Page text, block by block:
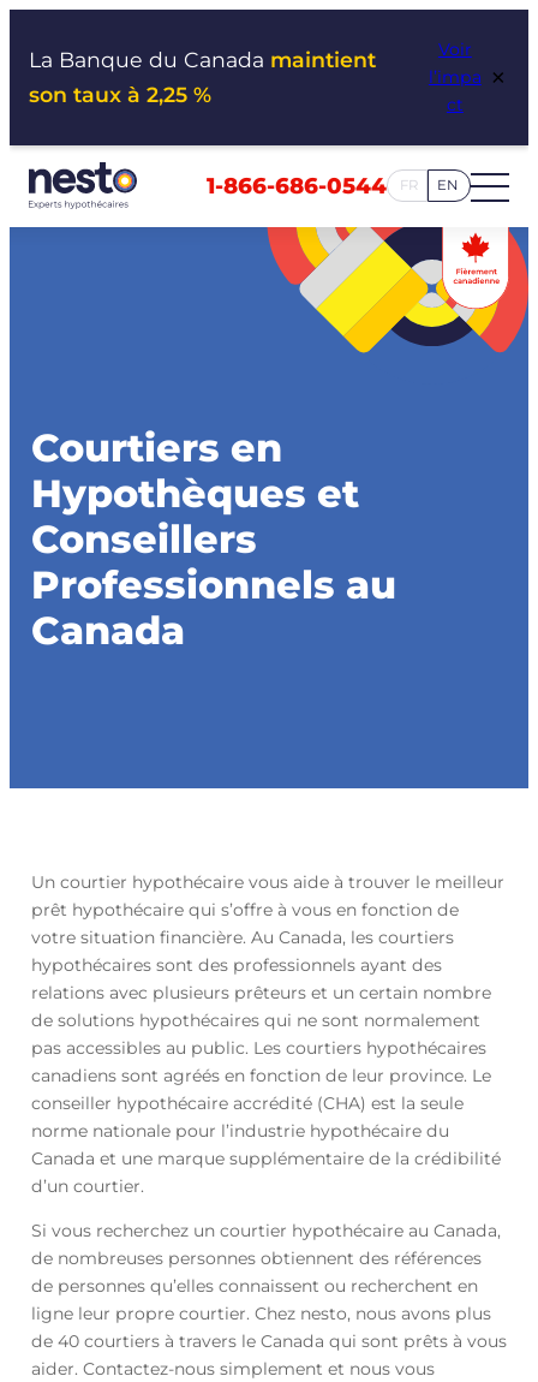
La Banque du Canada maintient
son taux à 2,25 %
Voir
l’impa
ct
×
1-866-686-0544 FR EN
Courtiers en
Hypothèques et
Conseillers
Professionnels au
Canada
Un courtier hypothécaire vous aide à trouver le meilleur
prêt hypothécaire qui s’offre à vous en fonction de
votre situation financière. Au Canada, les courtiers
hypothécaires sont des professionnels ayant des
relations avec plusieurs prêteurs et un certain nombre
de solutions hypothécaires qui ne sont normalement
pas accessibles au public. Les courtiers hypothécaires
canadiens sont agréés en fonction de leur province. Le
conseiller hypothécaire accrédité (CHA) est la seule
norme nationale pour l’industrie hypothécaire du
Canada et une marque supplémentaire de la crédibilité
d’un courtier.
Si vous recherchez un courtier hypothécaire au Canada,
de nombreuses personnes obtiennent des références
de personnes qu’elles connaissent ou recherchent en
ligne leur propre courtier. Chez nesto, nous avons plus
de 40 courtiers à travers le Canada qui sont prêts à vous
aider. Contactez-nous simplement et nous vous